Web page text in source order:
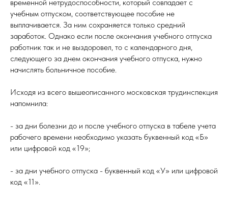
временной нетрудоспособности, который совпадает с
учебным отпуском, соответствующее пособие не
выплачивается. За ним сохраняется только средний
заработок. Однако если после окончания учебного отпуска
работник так и не выздоровел, то с календарного дня,
следующего за днем окончания учебного отпуска, нужно
начислять больничное пособие.
Исходя из всего вышеописанного московская трудинспекция
напомнила:
- за дни болезни до и после учебного отпуска в табеле учета
рабочего времени необходимо указать буквенный код «Б»
или цифровой код «19»;
- за дни учебного отпуска - буквенный код «У» или цифровой
код «11».